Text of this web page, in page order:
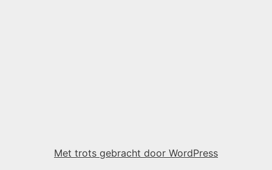
Met trots gebracht door WordPress